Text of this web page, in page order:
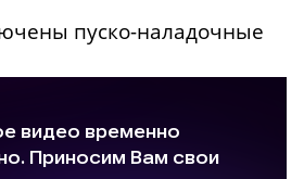
пуско-наладочные